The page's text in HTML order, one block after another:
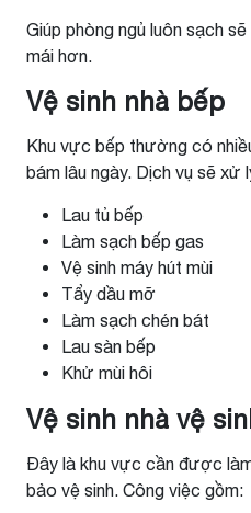
Giúp phòng ngủ luôn sạch
mái hơn.
Vệ sinh nhà bếp
Khu vực bếp thường có
bám lâu ngày. Dịch vụ sẽ xử
Lau tủ bếp
Làm sạch bếp gas
Vệ sinh máy hút mùi
Tẩy dầu mỡ
Làm sạch chén bát
Lau sàn bếp
Khử mùi hôi
Vệ sinh nhà vệ
Đây là khu vực cần được
bảo vệ sinh. Công việc gồm: